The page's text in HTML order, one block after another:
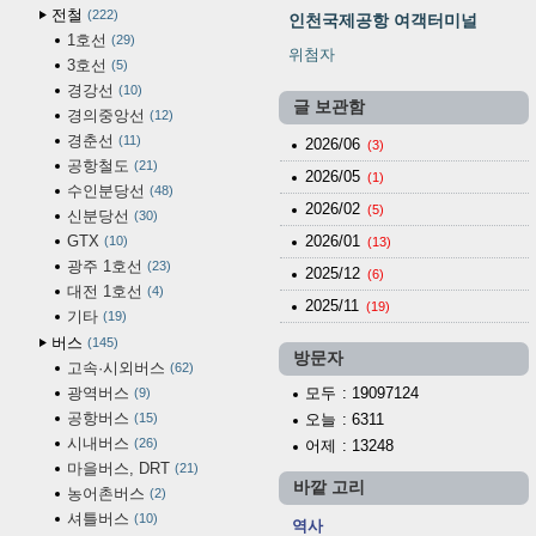
전철 222
1호선 29
3호선 5
경강선 10
경의중앙선 12
경춘선 11
공항철도 21
수인분당선 48
신분당선 30
GTX 10
광주 1호선 23
대전 1호선 4
기타 19
버스 145
고속·시외버스 62
광역버스 9
공항버스 15
시내버스 26
마을버스, DRT 21
농어촌버스 2
셔틀버스 10
인천국제공항 여객터미널
위첨자
글 보관함
2026/06 (3)
2026/05 (1)
2026/02 (5)
2026/01 (13)
2025/12 (6)
2025/11 (19)
방문자
모두 : 19097124
오늘 : 6311
어제 : 13248
바깥 고리
역사